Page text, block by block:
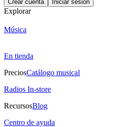
Crear cuenta Iniciar sesión
Explorar
Música
En tienda
PreciosCatálogo musical
Radios In-store
RecursosBlog
Centro de ayuda